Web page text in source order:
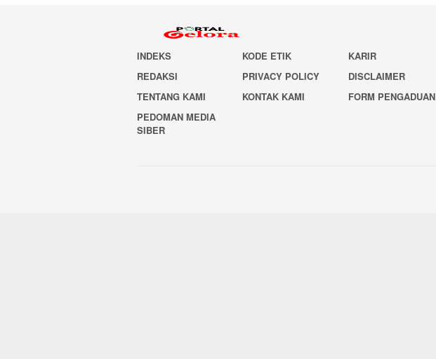
INDEKS KODE ETIK
KARIR
REDAKSI
PRIVACY POLICY
DISCLAIMER
TENTANG KAMI
KONTAK KAMI
FORM PENGADUAN
PEDOMAN MEDIA
SIBER